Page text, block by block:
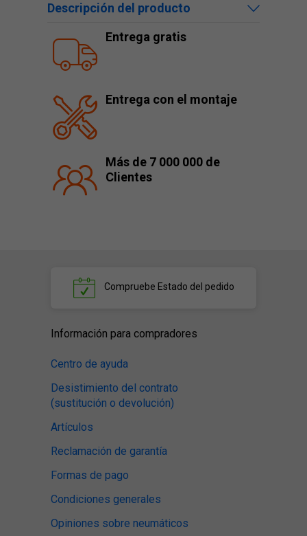
Descripción del producto
Entrega gratis
Entrega con el montaje
Más de 7 000 000 de
Clientes
Compruebe Estado del pedido
Información para compradores
Centro de ayuda
Desistimiento del contrato
(sustitución o devolución)
Artículos
Reclamación de garantía
Formas de pago
Condiciones generales
Opiniones sobre neumáticos